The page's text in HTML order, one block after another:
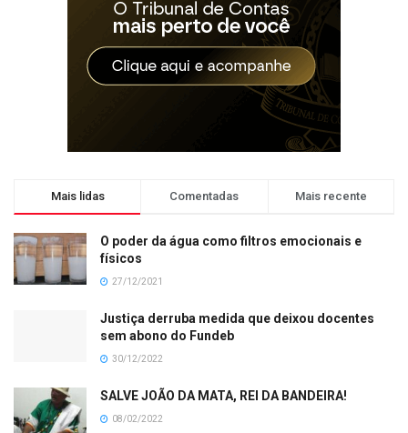
Mais lidas Comentadas Mais recente
O poder da água como filtros emocionais e
físicos
27/12/2021
Justiça derruba medida que deixou docentes
sem abono do Fundeb
30/12/2022
SALVE JOÃO DA MATA, REI DA BANDEIRA!
08/02/2022